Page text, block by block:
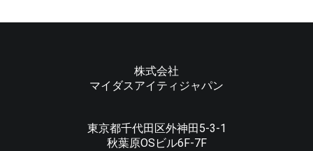
株式会社
マイダスアイティジャパン
東京都千代田区外神田5-3-1
秋葉原OSビル6F-7F